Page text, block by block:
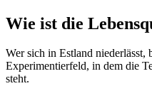
Wie ist die
Wer sich in Estland niederlässt,
Experimentierfeld, in dem die
steht.